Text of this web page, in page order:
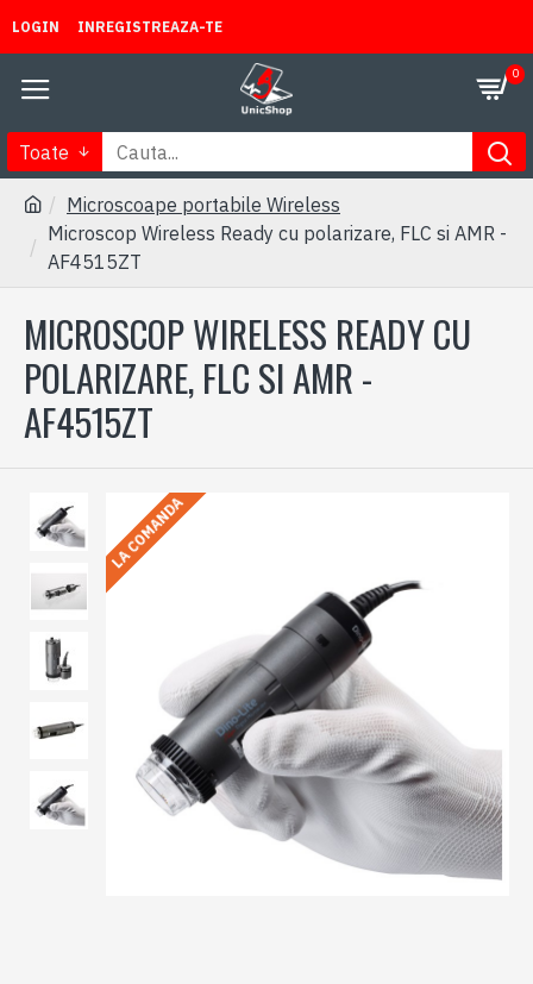
LOGIN INREGISTREAZA-TE
0
Toate
Microscoape portabile Wireless
Microscop Wireless Ready cu polarizare, FLC si AMR -
AF4515ZT
MICROSCOP WIRELESS READY CU
POLARIZARE, FLC SI AMR -
AF4515ZT
LA COMANDA